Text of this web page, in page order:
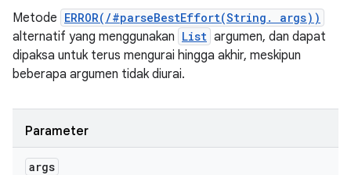
Metode ERROR(/#parseBestEffort(String. args))
alternatif yang menggunakan List argumen, dan dapat
dipaksa untuk terus mengurai hingga akhir, meskipun
beberapa argumen tidak diurai.
Parameter
args